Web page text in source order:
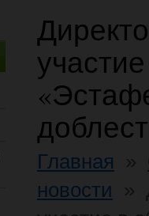
Главная
новости